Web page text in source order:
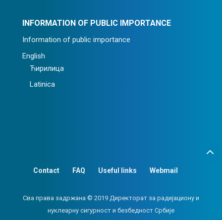
INFORMATION OF PUBLIC IMPORTANCE
Information of public importance
English
Ћирилица
Latinica
Contact FAQ Useful links Webmail
Сва права задржана © 2019 Директорат за радијациону и
нуклеарну сигурност и безбедност Србије